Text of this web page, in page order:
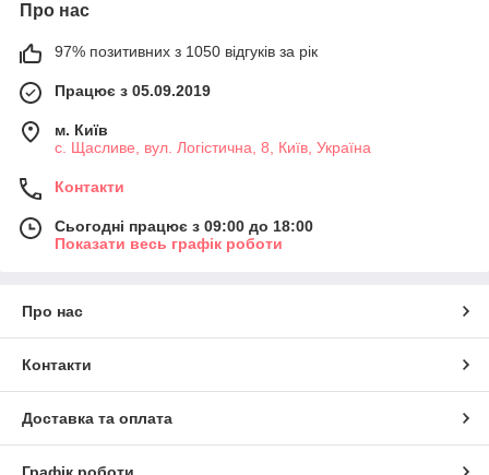
Про нас
97% позитивних з 1050 відгуків за рік
Працює з 05.09.2019
м. Київ
с. Щасливе, вул. Логістична, 8, Київ, Україна
Контакти
Сьогодні працює з 09:00 до 18:00
Показати весь графік роботи
Про нас
Контакти
Доставка та оплата